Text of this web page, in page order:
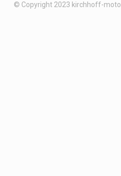
© Copyright 2023 kirchhoff-moto